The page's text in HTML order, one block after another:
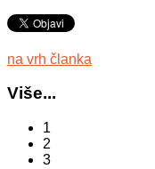
na vrh članka
Više...
1
2
3